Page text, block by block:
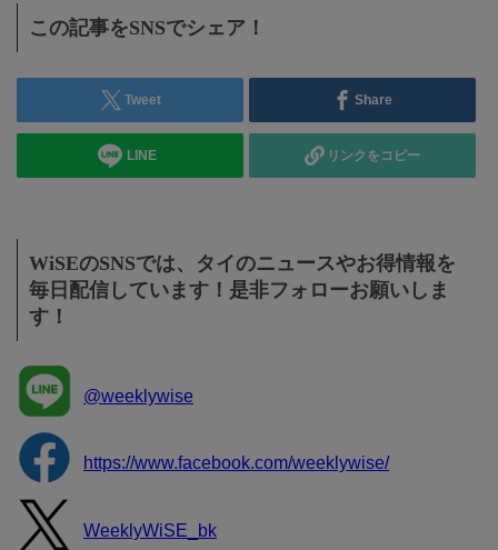
この記事をSNSでシェア！
Tweet Share
LINE リンクをコピー
WiSEのSNSでは、タイのニュースやお得情報を
毎日配信しています！是非フォローお願いしま
す！
@weeklywise
https://www.facebook.com/weeklywise/
WeeklyWiSE_bk